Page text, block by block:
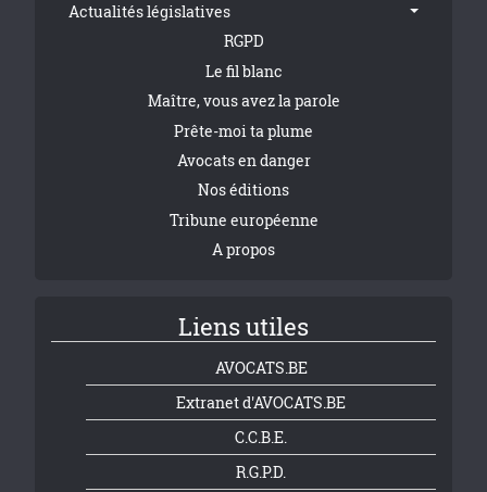
Actualités législatives
RGPD
Le fil blanc
Maître, vous avez la parole
Prête-moi ta plume
Avocats en danger
Nos éditions
Tribune européenne
A propos
Liens utiles
AVOCATS.BE
Extranet d'AVOCATS.BE
C.C.B.E.
R.G.P.D.